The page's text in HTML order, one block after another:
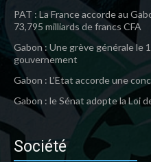
PAT : La France accorde au
73,795 milliards de francs CFA
Gabon : Une grève générale le
gouvernement
Gabon : L’Etat accorde une
Gabon : le Sénat adopte la Loi
Société